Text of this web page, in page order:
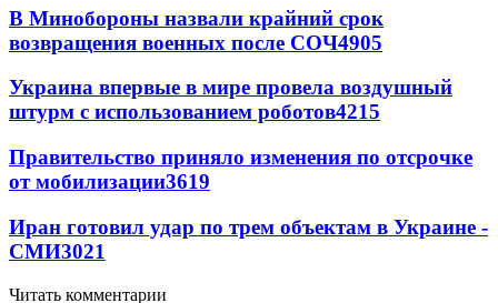
В Минобороны назвали крайний срок
возвращения военных после СОЧ4905
Украина впервые в мире провела воздушный
штурм с использованием роботов4215
Правительство приняло изменения по отсрочке
от мобилизации3619
Иран готовил удар по трем объектам в Украине -
СМИ3021
Читать комментарии